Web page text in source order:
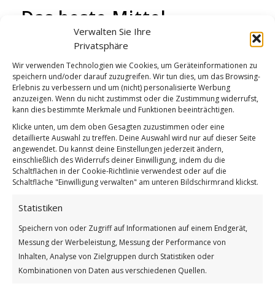
Verwalten Sie Ihre
Privatsphäre
Wir verwenden Technologien wie Cookies, um Geräteinformationen zu
speichern und/oder darauf zuzugreifen. Wir tun dies, um das Browsing-
Erlebnis zu verbessern und um (nicht) personalisierte Werbung
anzuzeigen. Wenn du nicht zustimmst oder die Zustimmung widerrufst,
kann dies bestimmte Merkmale und Funktionen beeinträchtigen.
Klicke unten, um dem oben Gesagten zuzustimmen oder eine
detaillierte Auswahl zu treffen. Deine Auswahl wird nur auf dieser Seite
angewendet. Du kannst deine Einstellungen jederzeit ändern,
einschließlich des Widerrufs deiner Einwilligung, indem du die
Schaltflächen in der Cookie-Richtlinie verwendest oder auf die
Schaltfläche "Einwilligung verwalten" am unteren Bildschirmrand klickst.
Statistiken
Speichern von oder Zugriff auf Informationen auf einem Endgerät,
Messung der Werbeleistung, Messung der Performance von
Inhalten, Analyse von Zielgruppen durch Statistiken oder
Kombinationen von Daten aus verschiedenen Quellen.
Das beste Mittel
GUTEN MORGEN,VIDEOS
Weiterlesen
Wie findest du diesen Beitrag?